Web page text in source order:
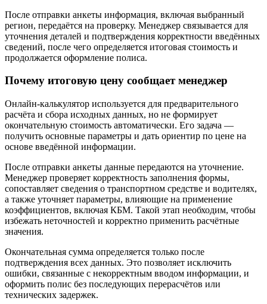
После отправки анкеты информация, включая выбранный
регион, передаётся на проверку. Менеджер связывается для
уточнения деталей и подтверждения корректности введённых
сведений, после чего определяется итоговая стоимость и
продолжается оформление полиса.
Почему итоговую цену сообщает менеджер
Онлайн‑калькулятор используется для предварительного
расчёта и сбора исходных данных, но не формирует
окончательную стоимость автоматически. Его задача —
получить основные параметры и дать ориентир по цене на
основе введённой информации.
После отправки анкеты данные передаются на уточнение.
Менеджер проверяет корректность заполнения формы,
сопоставляет сведения о транспортном средстве и водителях,
а также уточняет параметры, влияющие на применение
коэффициентов, включая КБМ. Такой этап необходим, чтобы
избежать неточностей и корректно применить расчётные
значения.
Окончательная сумма определяется только после
подтверждения всех данных. Это позволяет исключить
ошибки, связанные с некорректным вводом информации, и
оформить полис без последующих перерасчётов или
технических задержек.